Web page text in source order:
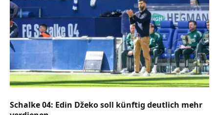
Schalke 04: Edin Džeko soll künftig deutlich mehr